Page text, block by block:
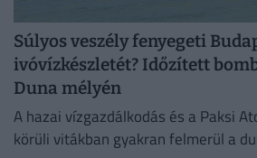
Súlyos veszély fenyegeti
ivóvízkészletét? Időzített
Duna mélyén
A hazai vízgazdálkodás és a Paksi
körüli vitákban gyakran felmerül a